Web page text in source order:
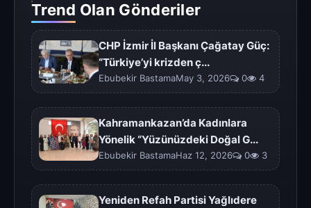
Trend Olan Gönderiler
CHP İzmir İl Başkanı Çağatay Güç:
“Türkiye’yi krizden ç...
Ebubekir BastamaMay 3, 2026 0 4
Kahramankazan’da Kadınlara
Yönelik “Yüzünüzdeki Doğal G...
Ebubekir BastamaHaz 12, 2026 0 3
Yeniden Refah Partisi Yağlıdere